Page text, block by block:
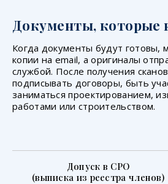
Документы, которые
Когда документы будут готовы,
копии на email, а оригиналы
службой. После получения
подписывать договоры, быть
заниматься проектированием,
работами или строительством.
Допуск в СРО
(выписка из реестра членов)